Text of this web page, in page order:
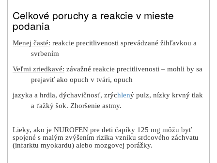
Celkové poruchy a reakcie v mieste
podania
Menej časté: reakcie precitlivenosti sprevádzané žihľavkou a
svrbením
Veľmi zriedkavé: závažné reakcie precitlivenosti – mohli by sa
prejaviť ako opuch v tvári, opuch
jazyka a hrdla, dýchavičnosť, zrýchlený pulz, nízky krvný tlak
a ťažký šok. Zhoršenie astmy.
Lieky, ako je NUROFEN pre deti čapíky 125 mg môžu byť
spojené s malým zvýšením rizika vzniku srdcového záchvatu
(infarktu myokardu) alebo mozgovej porážky.